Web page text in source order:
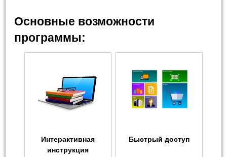
Основные возможности
программы:
Интерактивная
инструкция
Быстрый доступ